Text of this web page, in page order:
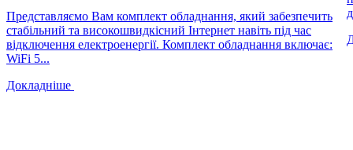
Представляємо Вам комплект обладнання, який забезпечить
стабільний та високошвидкісний Інтернет навіть під час
відключення електроенергії. Комплект обладнання включає:
WiFi 5...
Докладніше